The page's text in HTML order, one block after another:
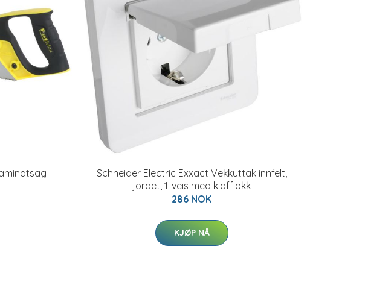
Schneider Electric Exxact Vekkuttak innfelt,
jordet, 1-veis med klafflokk
286 NOK
KJØP NÅ